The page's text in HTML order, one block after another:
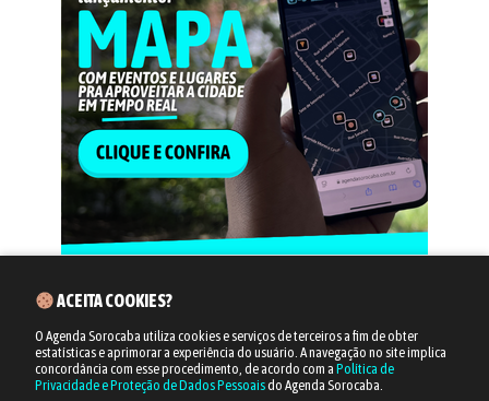
ACEITA COOKIES?
O Agenda Sorocaba utiliza cookies e serviços de terceiros a fim de obter
estatísticas e aprimorar a experiência do usuário. A navegação no site implica
concordância com esse procedimento, de acordo com a Política de
Privacidade e Proteção de Dados Pessoaisdo Agenda Sorocaba.